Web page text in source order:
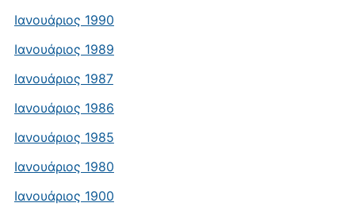
Ιανουάριος 1990
Ιανουάριος 1989
Ιανουάριος 1987
Ιανουάριος 1986
Ιανουάριος 1985
Ιανουάριος 1980
Ιανουάριος 1900